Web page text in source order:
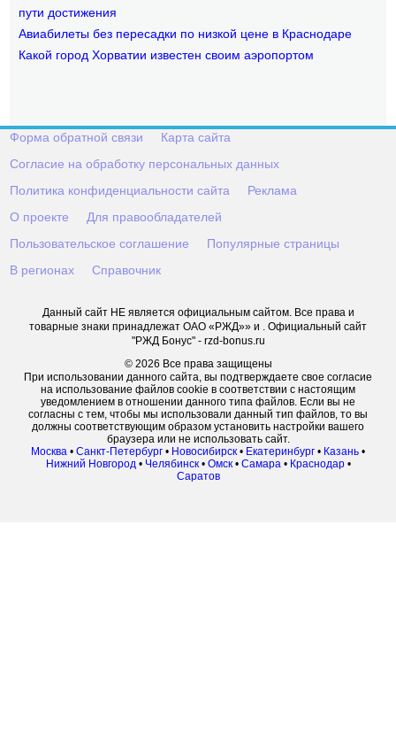
пути достижения
Авиабилеты без пересадки по низкой цене в Краснодаре
Какой город Хорватии известен своим аэропортом
Форма обратной связи
Карта сайта
Согласие на обработку персональных данных
Политика конфиденциальности сайта
Реклама
О проекте
Для правообладателей
Пользовательское соглашение
Популярные страницы
В регионах
Справочник
Данный сайт НЕ является официальным сайтом. Все права и
товарные знаки принадлежат ОАО «РЖД»» и . Официальный сайт
"РЖД Бонус" - rzd-bonus.ru
© 2026 Все права защищены
При использовании данного сайта, вы подтверждаете свое согласие
на использование файлов cookie в соответствии с настоящим
уведомлением в отношении данного типа файлов. Если вы не
согласны с тем, чтобы мы использовали данный тип файлов, то вы
должны соответствующим образом установить настройки вашего
браузера или не использовать сайт.
Москва • Санкт-Петербург • Новосибирск • Екатеринбург • Казань •
Нижний Новгород• Челябинск• Омск• Самара• Краснодар•
Саратов